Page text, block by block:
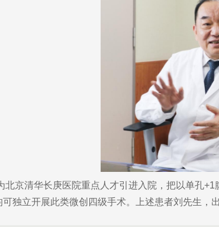
北京清华长庚医院重点人才引进入院，把以单孔
独立开展此类微创四级手术。上述患者刘先生，